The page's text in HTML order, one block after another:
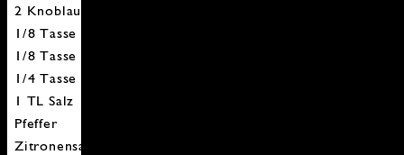
2 Knoblauchzehen
1/8 Tasse Extra Natives Olivenöl
1/8 Tasse geriebener Parmesan
1/4 Tasse Mandeln
1 TL Salz
Pfeffer
Zitronensaft